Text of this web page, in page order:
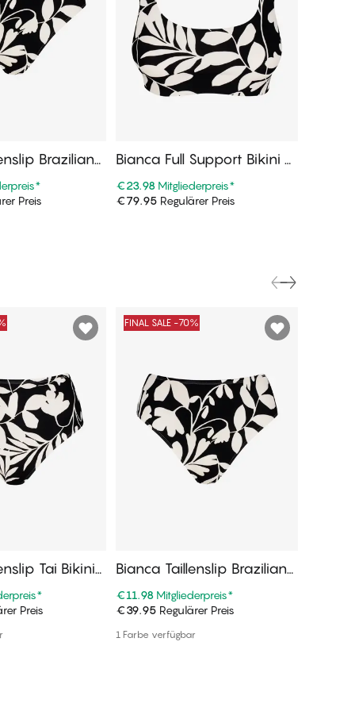
Warenkorb
Brazilian
*
Preis In den Warenkorb
Bianca Full Support Bikini O
€23.98 Mitgliederpreis*
€79.95Regulärer Preis
Warenkorb
Tai Bikini
*
Preis In den Warenkorb
FINAL SALE -70%
Bianca Taillenslip Brazilian
Bikini Unterteile
€11.98 Mitgliederpreis*
€39.95Regulärer Preis
1 Farbe verfügbar